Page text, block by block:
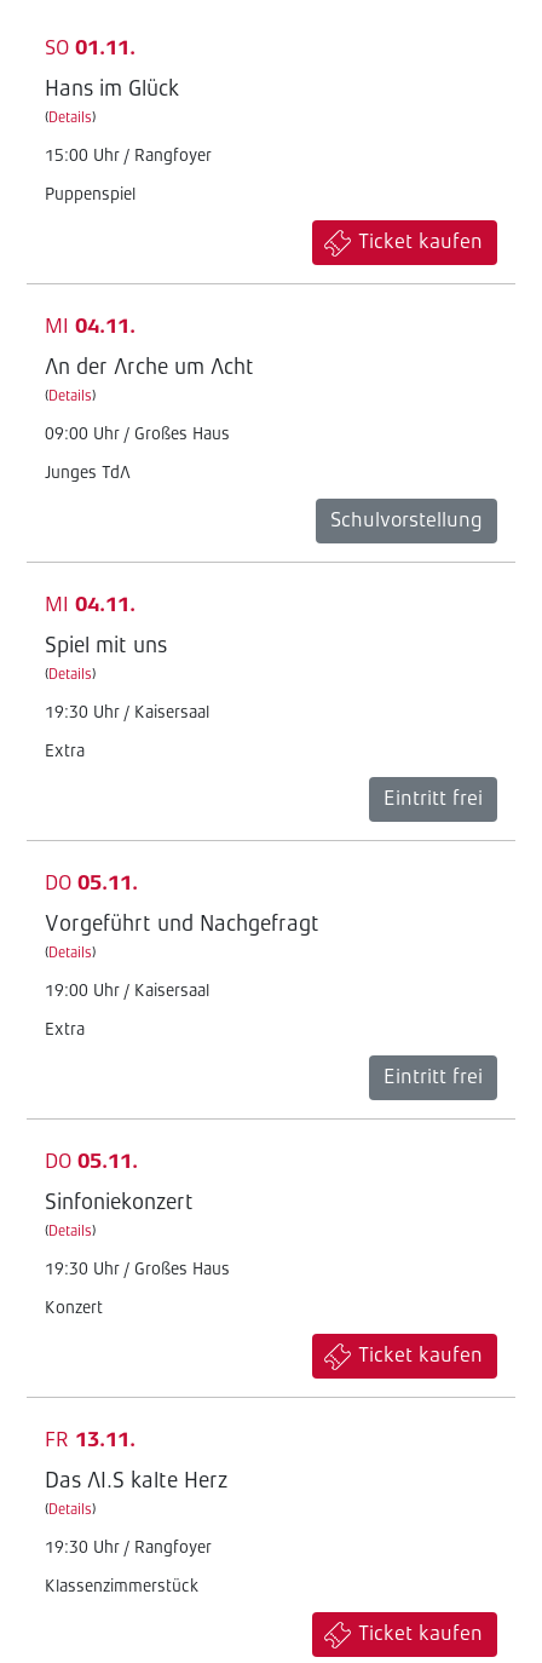
SO 01.11.
Hans im Glück
(Details)
15:00 Uhr / Rangfoyer
Puppenspiel
Ticket kaufen
MI 04.11.
An der Arche um Acht
(Details)
09:00 Uhr / Großes Haus
Junges TdA
Schulvorstellung
MI 04.11.
Spiel mit uns
(Details)
19:30 Uhr / Kaisersaal
Extra
Eintritt frei
DO 05.11.
Vorgeführt und Nachgefragt
(Details)
19:00 Uhr / Kaisersaal
Extra
Eintritt frei
DO 05.11.
Sinfoniekonzert
(Details)
19:30 Uhr / Großes Haus
Konzert
Ticket kaufen
FR 13.11.
Das AI.S kalte Herz
(Details)
19:30 Uhr / Rangfoyer
Klassenzimmerstück
Ticket kaufen